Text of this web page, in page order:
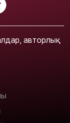
авторлық